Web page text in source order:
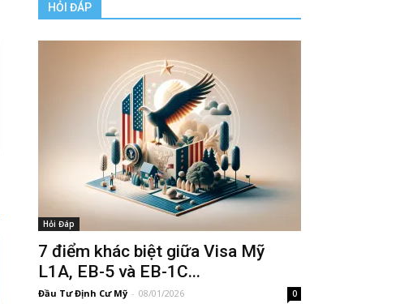
HỎI ĐÁP
Hỏi Đáp
7 điểm khác biệt giữa Visa Mỹ
L1A, EB-5 và EB-1C...
Đầu Tư Định Cư Mỹ - 08/01/2026 0